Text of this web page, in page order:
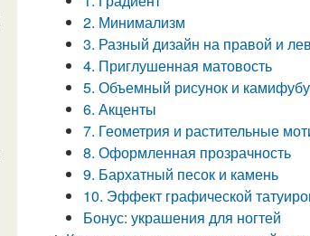
2. Минимализм
3. Разный дизайн на правой и
4. Приглушенная матовость
5. Объемный рисунок и
6. Акценты
7. Геометрия и растительные
8. Оформленная прозрачность
9. Бархатный песок и камень
10. Эффект графической
Бонус: украшения для ногтей